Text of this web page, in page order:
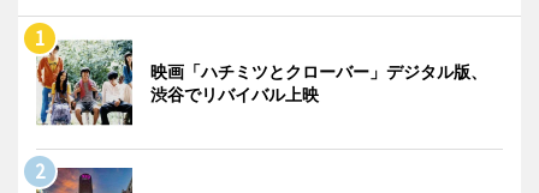
映画「ハチミツとクローバー」デジタル版、
渋谷でリバイバル上映